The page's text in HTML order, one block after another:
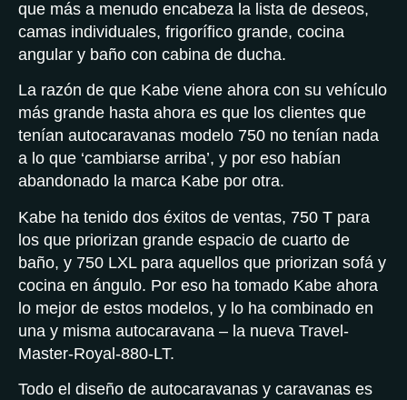
que más a menudo encabeza la lista de deseos,
camas individuales, frigorífico grande, cocina
angular y baño con cabina de ducha.
La razón de que Kabe viene ahora con su vehículo
más grande hasta ahora es que los clientes que
tenían autocaravanas modelo 750 no tenían nada
a lo que ‘cambiarse arriba’, y por eso habían
abandonado la marca Kabe por otra.
Kabe ha tenido dos éxitos de ventas, 750 T para
los que priorizan grande espacio de cuarto de
baño, y 750 LXL para aquellos que priorizan sofá y
cocina en ángulo. Por eso ha tomado Kabe ahora
lo mejor de estos modelos, y lo ha combinado en
una y misma autocaravana – la nueva Travel-
Master-Royal-880-LT.
Todo el diseño de autocaravanas y caravanas es